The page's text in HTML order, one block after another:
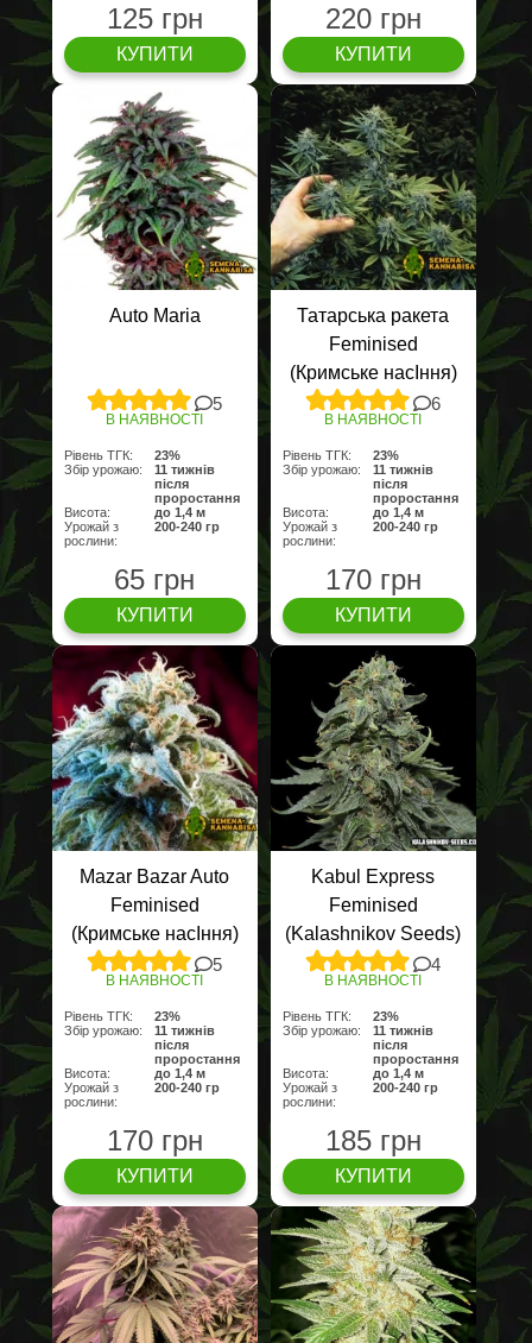
125 грн
КУПИТИ
220 грн
КУПИТИ
Auto Maria
5
В НАЯВНОСТІ
Рівень ТГК:
23%
Збір урожаю:
11 тижнів
після
проростання
Висота:
до 1,4 м
Урожай з
рослини:
200-240 гр
65 грн
КУПИТИ
Татарська ракета
Feminised
(Кримське насІння)
6
В НАЯВНОСТІ
Рівень ТГК:
23%
Збір урожаю:
11 тижнів
після
проростання
Висота:
до 1,4 м
Урожай з
рослини:
200-240 гр
170 грн
КУПИТИ
Mazar Bazar Auto
Feminised
(Кримське насІння)
5
В НАЯВНОСТІ
Рівень ТГК:
23%
Збір урожаю:
11 тижнів
після
проростання
Висота:
до 1,4 м
Урожай з
рослини:
200-240 гр
170 грн
КУПИТИ
Kabul Express
Feminised
(Kalashnikov Seeds)
4
В НАЯВНОСТІ
Рівень ТГК:
23%
Збір урожаю:
11 тижнів
після
проростання
Висота:
до 1,4 м
Урожай з
рослини:
200-240 гр
185 грн
КУПИТИ